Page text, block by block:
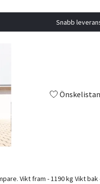
Snabb
Önskelistan
Vikt fram - 1190 kg Vikt bak